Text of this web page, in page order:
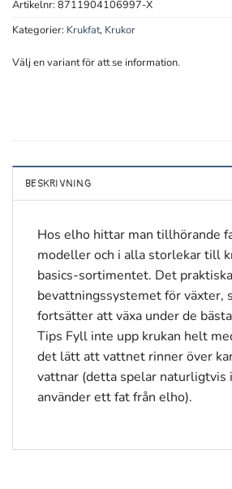
Artikelnr: 8711904106997-X
Kategorier: Krukfat, Krukor
Välj en variant för att se information.
BESKRIVNING
Hos elho hittar man tillhörande
modeller och i alla storlekar till
basics-sortimentet. Det
bevattningssystemet för växter,
fortsätter att växa under de
Tips Fyll inte upp krukan helt
det lätt att vattnet rinner över
vattnar (detta spelar naturligtvis
använder ett fat från elho).